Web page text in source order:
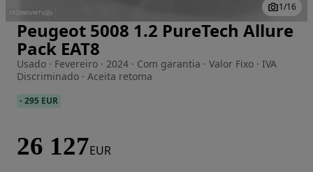
Imagem 1 de 16
1/16
Peugeot 5008 1.2 PureTech Allure
Pack EAT8
Usado · Fevereiro · 2024 · Com garantia · Valor Fixo · IVA
Discriminado · Aceita retoma
-295 EUR
26 127EUR